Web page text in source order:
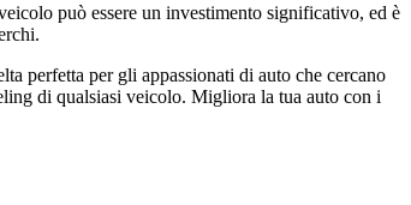
può essere un investimento significativo, ed è
perfetta per gli appassionati di auto che cercano
di qualsiasi veicolo. Migliora la tua auto con i